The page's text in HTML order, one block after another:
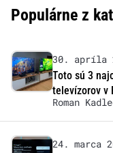
Populárne z
30. apríla
Toto sú 3
televízorov v
Roman
24. marca